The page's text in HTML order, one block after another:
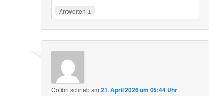
Antworten ↓
Colibri schriebam21. April 2026 um 05:44 Uhr: